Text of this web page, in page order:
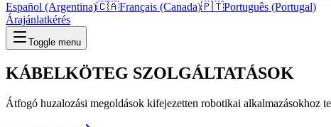
Español (Argentina)🇨🇦Français (Canada)🇵🇹Português (Portugal)
Árajánlatkérés
Toggle menu
KÁBELKÖTEG SZOLGÁLTATÁSOK
Átfogó huzalozási megoldások kifejezetten robotikai alkalmazásokhoz